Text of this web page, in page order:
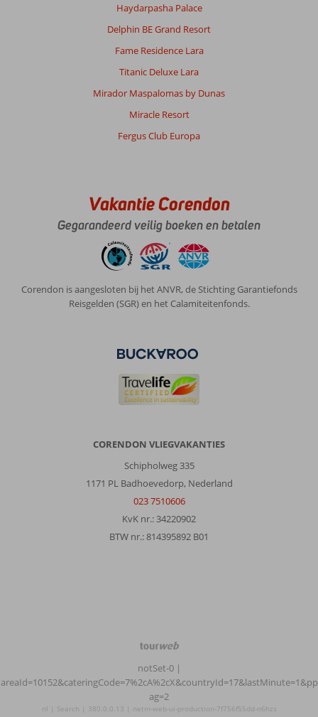
Haydarpasha Palace
Delphin BE Grand Resort
Fame Residence Lara
Titanic Deluxe Lara
Mirador Maspalomas by Dunas
Miracle Resort
Fergus Club Europa
Vakantie Corendon
Gegarandeerd veilig boeken en betalen
Corendon is aangesloten bij het ANVR, de Stichting Garantiefonds
Reisgelden (SGR) en het Calamiteitenfonds.
CORENDON VLIEGVAKANTIES
Schipholweg 335
1171 PL Badhoevedorp, Nederland
023 7510606
KvK nr.: 34220902
BTW nr.: 814395892 B01
TourWeb
©
NetMatch
notSet-0 |
areaId=10152&cateringCode=7%2cA%2cX&countryId=17&lastMinute=1&pp
ag=2
nl | Search | 380.0.0.13 | netm-web-ui-production-7f756f55dd-n6hzs